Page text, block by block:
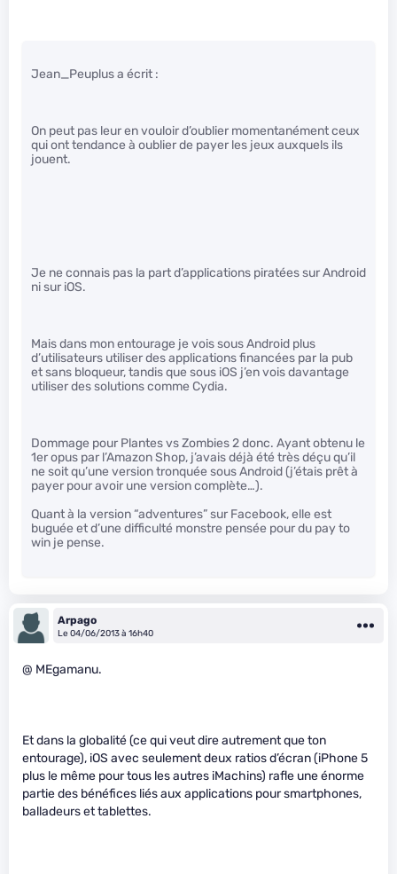
Jean_Peuplus a écrit :
On peut pas leur en vouloir d’oublier momentanément ceux
qui ont tendance à oublier de payer les jeux auxquels ils
jouent.
Je ne connais pas la part d’applications piratées sur Android
ni sur iOS.
Mais dans mon entourage je vois sous Android plus
d’utilisateurs utiliser des applications financées par la pub
et sans bloqueur, tandis que sous iOS j’en vois davantage
utiliser des solutions comme Cydia.
Dommage pour Plantes vs Zombies 2 donc. Ayant obtenu le
1er opus par l’Amazon Shop, j’avais déjà été très déçu qu’il
ne soit qu’une version tronquée sous Android (j’étais prêt à
payer pour avoir une version complète…).
Quant à la version “adventures” sur Facebook, elle est
buguée et d’une difficulté monstre pensée pour du pay to
win je pense.
Arpago
Le 04/06/2013 à 16h40
@ MEgamanu.
Et dans la globalité (ce qui veut dire autrement que ton
entourage), iOS avec seulement deux ratios d’écran (iPhone 5
plus le même pour tous les autres iMachins) rafle une énorme
partie des bénéfices liés aux applications pour smartphones,
balladeurs et tablettes.